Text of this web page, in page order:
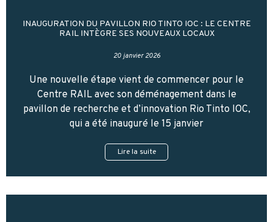
INAUGURATION DU PAVILLON RIO TINTO IOC : LE CENTRE
RAIL INTÈGRE SES NOUVEAUX LOCAUX
20 janvier 2026
Une nouvelle étape vient de commencer pour le
Centre RAIL avec son déménagement dans le
pavillon de recherche et d’innovation Rio Tinto IOC,
qui a été inauguré le 15 janvier
Lire la suite